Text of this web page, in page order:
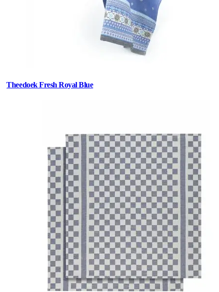
Theedoek Fresh Royal Blue